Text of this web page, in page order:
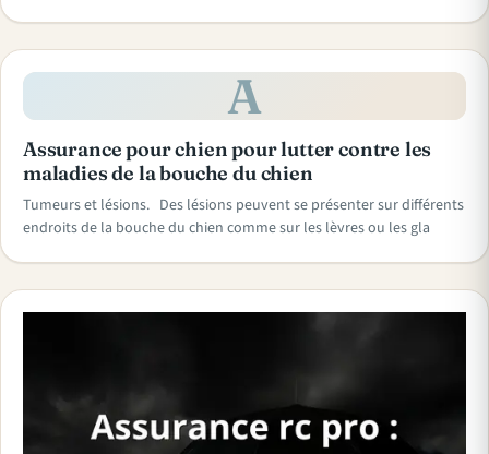
A
Assurance pour chien pour lutter contre les
maladies de la bouche du chien
Tumeurs et lésions. Des lésions peuvent se présenter sur différents
endroits de la bouche du chien comme sur les lèvres ou les gla